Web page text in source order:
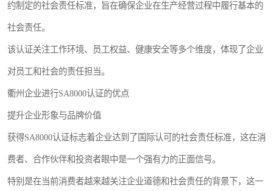
约制定的社会责任标准，旨在确保企业在生产经营过程中履行基本的
社会责任。
该认证关注工作环境、员工权益、健康安全等多个维度，体现了企业
对员工和社会的责任担当。
衢州企业进行SA8000认证的优点
提升企业形象与品牌价值
获得SA8000认证标志着企业达到了国际认可的社会责任标准，这在消
费者、合作伙伴和投资者眼中是一个强有力的正面信号。
特别是在当前消费者越来越关注企业道德和社会责任的背景下，这一